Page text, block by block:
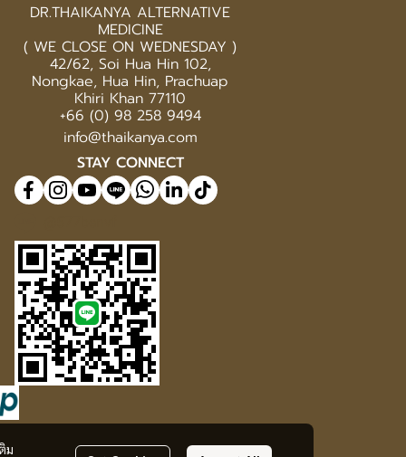
ม
DR.THAIKANYA ALTERNATIVE
MEDICINE
( WE CLOSE ON WEDNESDAY )
42/62, Soi Hua Hin 102,
Nongkae, Hua Hin, Prachuap
Khiri Khan 77110
+66 (0) 98 258 9494
info@thaikanya.com
STAY CONNECT